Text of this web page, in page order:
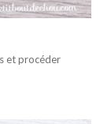
et procéder